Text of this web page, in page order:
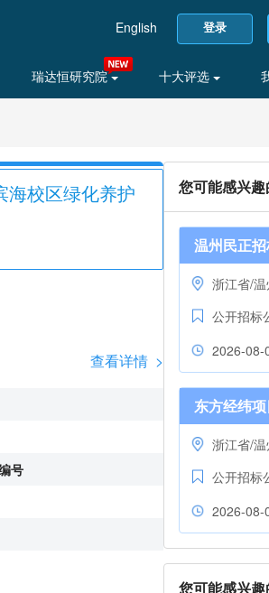
English 登录
瑞达恒研究院 十大评选
海校区绿化养护
查看详情 >
号
您可能感兴
浙江省/
公开招标
2026-08-
浙江省/
公开招标
2026-08-
您可能感兴趣